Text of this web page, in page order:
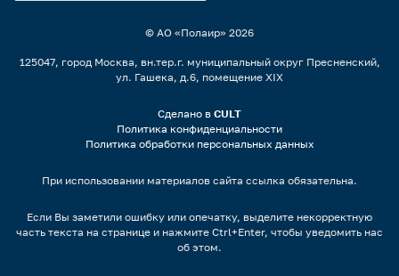
© АО «Полаир» 2026
125047, город Москва, вн.тер.г. муниципальный округ Пресненский,
ул. Гашека, д.6, помещение XIX
Сделано в CULT
Политика конфиденциальности
Политика обработки персональных данных
При использовании материалов сайта ссылка обязательна.
Если Вы заметили ошибку или опечатку, выделите некорректную
часть текста на странице и нажмите Ctrl+Enter, чтобы уведомить нас
об этом.